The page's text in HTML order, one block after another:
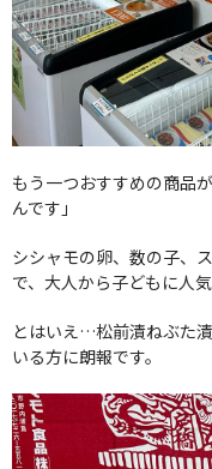
もう一つおすすめの商品
んです」
シシャモの卵、数の子、
で、大人から子どもに人
とはいえ…松前漬ねぶた
いる方に朗報です。